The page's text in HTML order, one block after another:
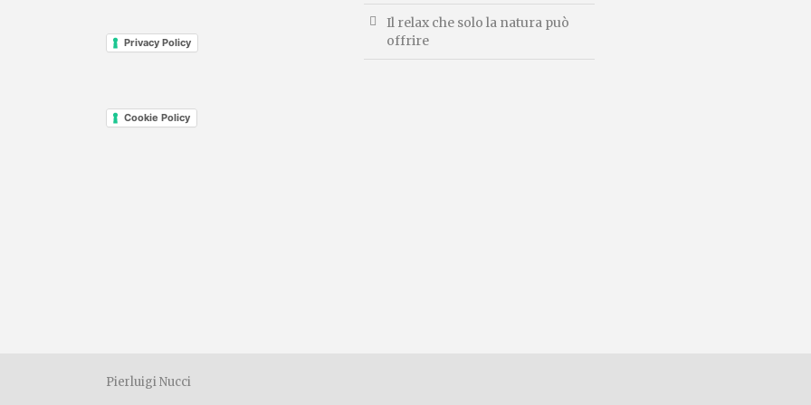
Privacy Policy
Cookie Policy
Il relax che solo la natura può
offrire
Pierluigi Nucci